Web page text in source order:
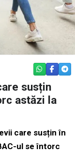
WHATSAPP
susțin
astăzi la
care susțin în
ul se întorc